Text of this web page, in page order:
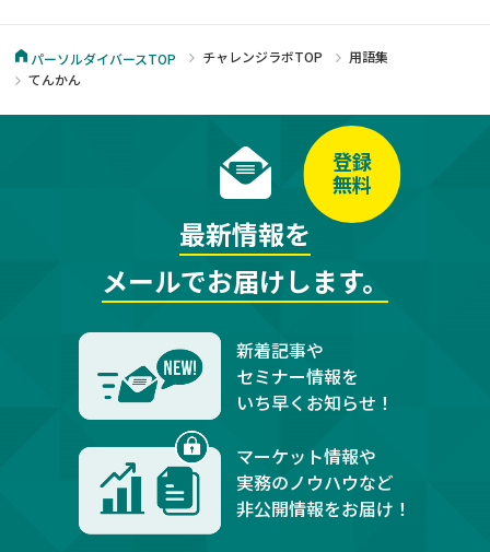
パーソルダイバースTOP チャレンジラボTOP
用語集
てんかん
最新情報を
メールでお届けします。
登録
無料
新着記事や
セミナー情報を
いち早くお知らせ！
マーケット情報や
実務のノウハウなど
非公開情報をお届け！